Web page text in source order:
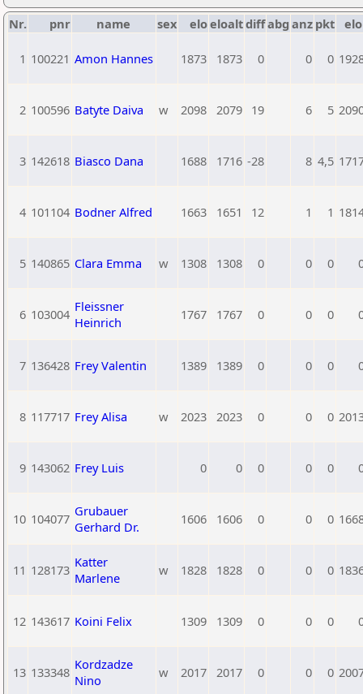
Nr. pnr name sex eloeloaltdiffabg anz pkt
1 100221 Amon Hannes 1873 1873 0 0 0
2 100596 Batyte Daiva w 2098 2079 19 6 5
3 142618 Biasco Dana 1688 1716 -28 8 4,5
4 101104 Bodner Alfred 1663 1651 12 1 1
5 140865 Clara Emma w 1308 1308 0 0 0
6 103004 Fleissner
Heinrich
1767 1767 0 0 0
7 136428 Frey Valentin 1389 1389 0 0 0
8 117717 Frey Alisa w 2023 2023 0 0 0
9 143062 Frey Luis 0 0 0 0 0
10 104077 Grubauer
Gerhard Dr.
1606 1606 0 0 0
11 128173 Katter
Marlene
w 1828 1828 0 0 0
12 143617 Koini Felix 1309 1309 0 0 0
13 133348 Kordzadze
Nino
w 2017 2017 0 0 0